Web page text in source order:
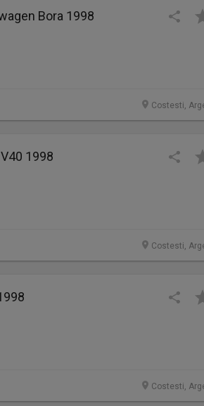
Bora 1998
Costesti,
1998
Costesti,
Costesti,